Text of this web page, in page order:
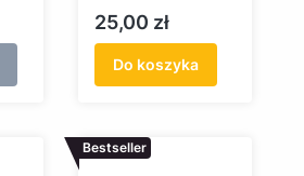
Pomorzu wczoraj i
dziś
Cena
25,00 zł
Do koszyka
Bestseller